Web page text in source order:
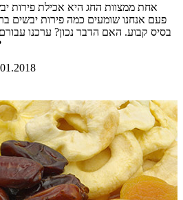
אחת ממצוות החג היא אכילת פירות
פעם אנחנו שומעים כמה פירות יבשים
בסיס קבוע. האם הדבר נכון? ערכנו